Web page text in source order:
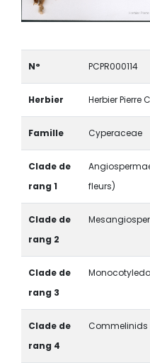
N° PCPR000114
Herbier Herbier Pierre
Famille Cyperaceae
Clade de
rang 1
fleurs)
Clade de
rang 2
Clade de
rang 3
Clade de
rang 4
Commelinids